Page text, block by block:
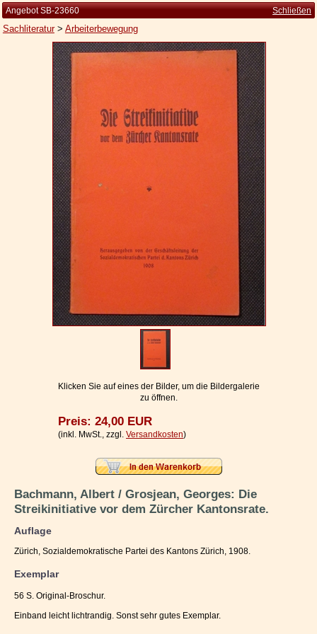
Zur Person
Kleine Kulturgeschichte
Die Brockhaus Auflagen
Die Meyer Auflagen
Zu den Angeboten
Widerrufsbelehrung
Geschäftsbedingungen
Datenschutzerklärung
Ihr Warenkorb
Angebot SB-23660 Schließen
Sachliteratur> Arbeiterbewegung
Klicken Sie auf eines der Bilder, um die Bildergalerie
zu öffnen.
Preis: 24,00 EUR
(inkl. MwSt., zzgl. Versandkosten)
Bachmann, Albert / Grosjean, Georges: Die
Streikinitiative vor dem Zürcher Kantonsrate.
Auflage
Zürich, Sozialdemokratische Partei des Kantons Zürich, 1908.
Exemplar
56 S. Original-Broschur.
Einband leicht lichtrandig. Sonst sehr gutes Exemplar.